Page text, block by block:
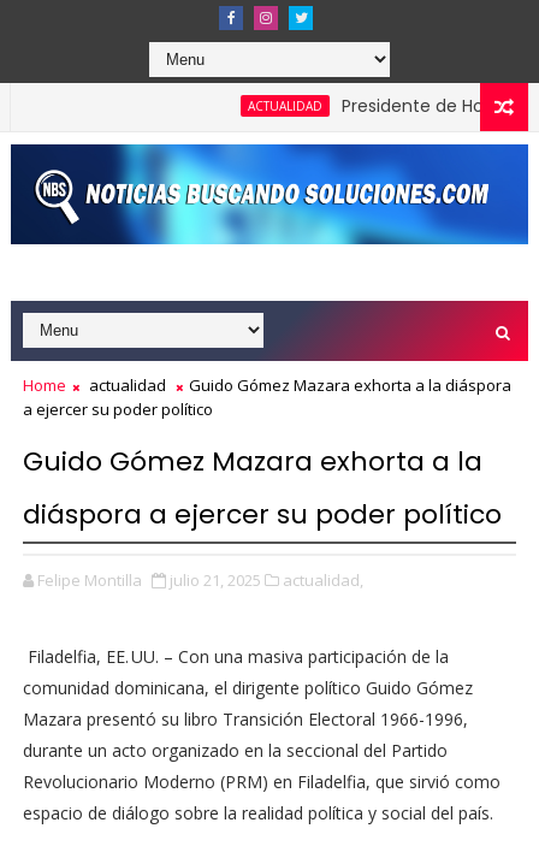
ACTUALIDAD Presidente de Honduras
Home actualidad
Guido Gómez Mazara exhorta a la diáspora
a ejercer su poder político
Guido Gómez Mazara exhorta a la
diáspora a ejercer su poder político
Felipe Montilla julio 21, 2025 actualidad,
Filadelfia, EE. UU. – Con una masiva participación de la
comunidad dominicana, el dirigente político Guido Gómez
Mazara presentó su libro Transición Electoral 1966-1996,
durante un acto organizado en la seccional del Partido
Revolucionario Moderno (PRM) en Filadelfia, que sirvió como
espacio de diálogo sobre la realidad política y social del país.